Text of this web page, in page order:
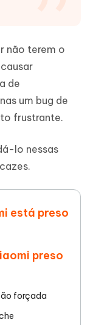
não terem o
de
um bug de
frustrante.
lo nessas
está preso
preso
forçada